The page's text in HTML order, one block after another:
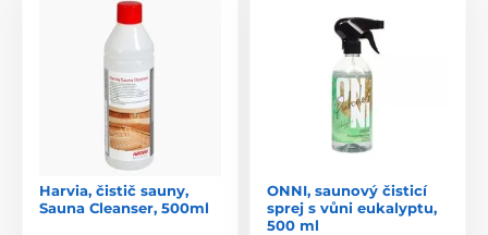
Harvia, čistič sauny,
Sauna Cleanser, 500ml
ONNI, saunový čisticí
sprej s vůni eukalyptu,
500 ml